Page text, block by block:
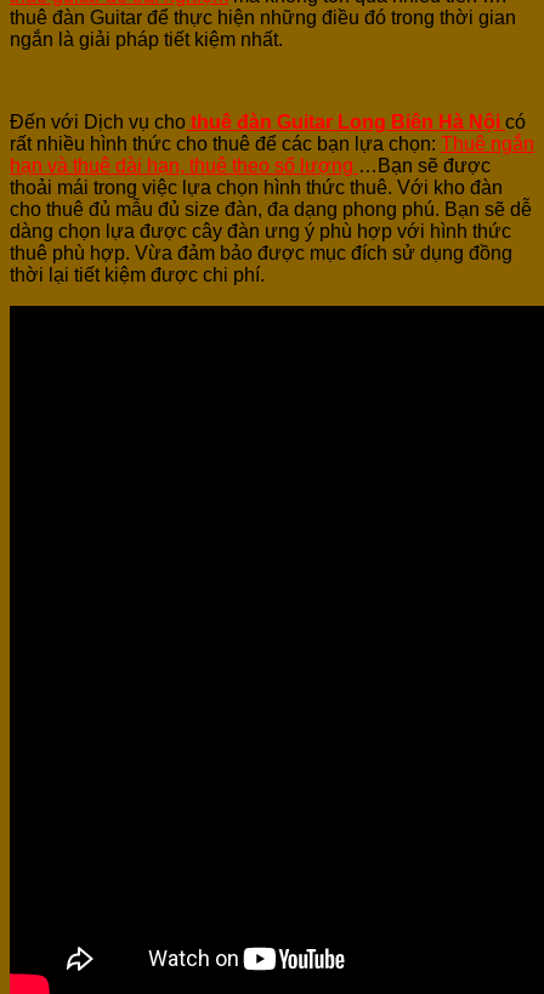
thuê đàn Guitar để thực hiện những điều đó trong thời gian
ngắn là giải pháp tiết kiệm nhất.
Đến với Dịch vụ cho thuê đàn Guitar Long Biên Hà Nội có
rất nhiều hình thức cho thuê để các bạn lựa chọn: Thuê ngắn
hạn và thuê dài hạn, thuê theo số lượng …Bạn sẽ được
thoải mái trong việc lựa chọn hình thức thuê. Với kho đàn
cho thuê đủ mẫu đủ size đàn, đa dạng phong phú. Bạn sẽ dễ
dàng chọn lựa được cây đàn ưng ý phù hợp với hình thức
thuê phù hợp. Vừa đảm bảo được mục đích sử dụng đồng
thời lại tiết kiệm được chi phí.